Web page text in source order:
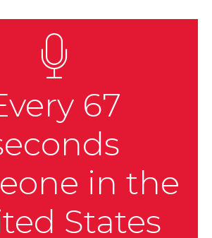
67
in the
States